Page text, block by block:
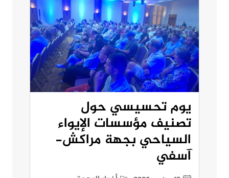
يوم تحسيسي حول
تصنيف مؤسسات الإيواء
السياحي بجهة مراكش-
آسفي